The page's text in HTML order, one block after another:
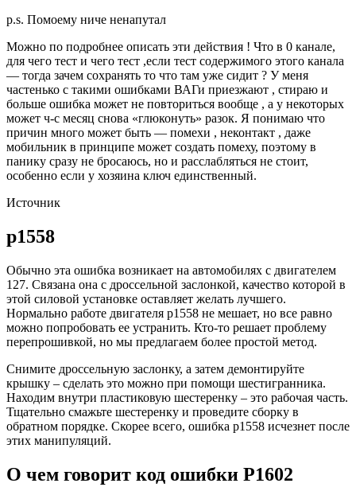
p.s. Помоему ниче ненапутал
Можно по подробнее описать эти действия ! Что в 0 канале,
для чего тест и чего тест ,если тест содержимого этого канала
— тогда зачем сохранять то что там уже сидит ? У меня
частенько с такими ошибками ВАГи приезжают , стираю и
больше ошибка может не повториться вообще , а у некоторых
может ч-с месяц снова «глюконуть» разок. Я понимаю что
причин много может быть — помехи , неконтакт , даже
мобильник в принципе может создать помеху, поэтому в
панику сразу не бросаюсь, но и расслабляться не стоит,
особенно если у хозяина ключ единственный.
Источник
p1558
Обычно эта ошибка возникает на автомобилях с двигателем
127. Связана она с дроссельной заслонкой, качество которой в
этой силовой установке оставляет желать лучшего.
Нормально работе двигателя p1558 не мешает, но все равно
можно попробовать ее устранить. Кто-то решает проблему
перепрошивкой, но мы предлагаем более простой метод.
Снимите дроссельную заслонку, а затем демонтируйте
крышку – сделать это можно при помощи шестигранника.
Находим внутри пластиковую шестеренку – это рабочая часть.
Тщательно смажьте шестеренку и проведите сборку в
обратном порядке. Скорее всего, ошибка p1558 исчезнет после
этих манипуляций.
О чем говорит код ошибки Р1602